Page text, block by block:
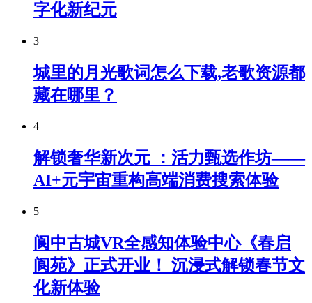
字化新纪元
3
城里的月光歌词怎么下载,老歌资源都
藏在哪里？
4
解锁奢华新次元 ：活力甄选作坊——
AI+元宇宙重构高端消费搜索体验
5
阆中古城VR全感知体验中心《春启
阆苑》正式开业！ 沉浸式解锁春节文
化新体验